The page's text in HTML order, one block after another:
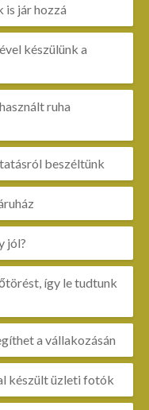
is jár hozzá
készülünk a
ruha
beszéltünk
jól?
így le tudtunk
a vállakozásán
készült üzleti fotók